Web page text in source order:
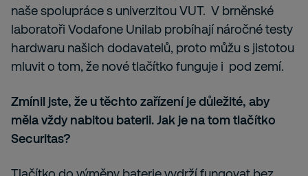
naše spolupráce s univerzitou VUT. V brněnské
laboratoři Vodafone Unilab probíhají náročné testy
hardwaru našich dodavatelů, proto můžu s jistotou
mluvit o tom, že nové tlačítko funguje i pod zemí.
Zmínil jste, že u těchto zařízení je důležité, aby
měla vždy nabitou baterii. Jak je na tom tlačítko
Securitas?